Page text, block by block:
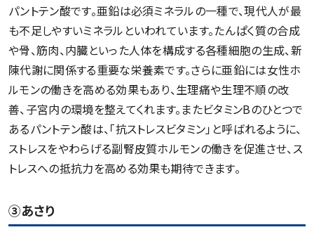
パントテン酸です。亜鉛は必須ミネラルの一種で、現代人が最
も不足しやすいミネラルといわれています。たんぱく質の合成
や骨、筋肉、内臓といった人体を構成する各種細胞の生成、新
陳代謝に関係する重要な栄養素です。さらに亜鉛には女性ホ
ルモンの働きを高める効果もあり、生理痛や生理不順の改
善、子宮内の環境を整えてくれます。またビタミンBのひとつで
あるパントテン酸は、「抗ストレスビタミン」と呼ばれるように、
ストレスをやわらげる副腎皮質ホルモンの働きを促進させ、ス
トレスへの抵抗力を高める効果も期待できます。
③あさり